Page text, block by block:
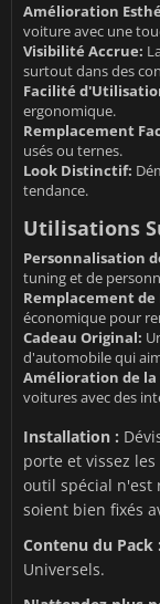
Amélioration
voiture avec une
Visibilité Accrue:
surtout dans des
Facilité
ergonomique.
Remplacement
usés ou ternes.
Look Distinctif:
tendance.
Utilisations
Personnalisation
tuning et de
Remplacement de
économique pour
Cadeau Original:
d'automobile qui
Amélioration de la
voitures avec des
Installation :
porte et vissez
outil spécial n'est
soient bien fixés
Contenu du Pack :
Universels.